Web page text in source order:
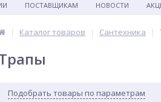
ПОСТАВЩИКАМ НОВОСТИ
Каталог товаров Сантехника
Подобрать товары по параметрам